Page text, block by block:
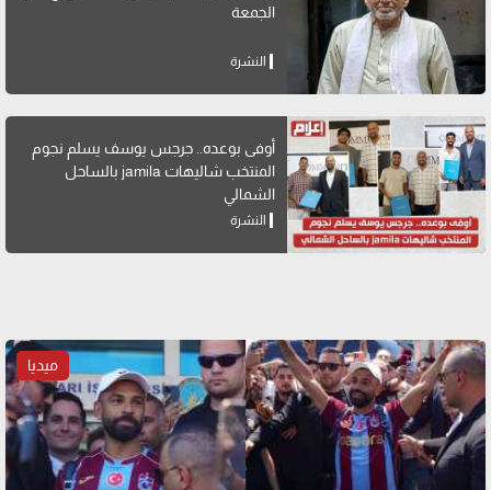
الجمعة
النشرة
أوفى بوعده.. جرجس يوسف يسلم نجوم
المنتخب شاليهات jamila بالساحل
الشمالي
النشرة
ميديا